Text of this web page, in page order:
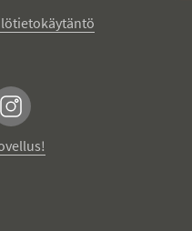
Instagram